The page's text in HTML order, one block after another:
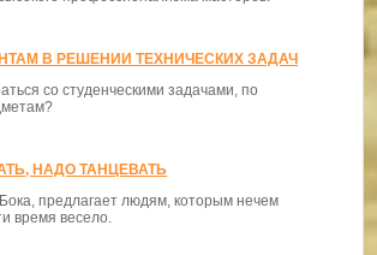
В РЕШЕНИИ ТЕХНИЧЕСКИХ ЗАДАЧ
со студенческими задачами, по
НАДО ТАНЦЕВАТЬ
предлагает людям, которым нечем
время весело.